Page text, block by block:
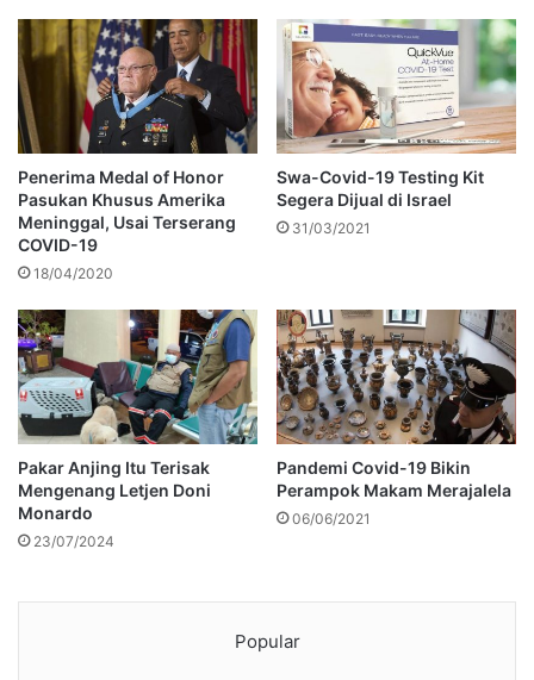
Penerima Medal of Honor
Pasukan Khusus Amerika
Meninggal, Usai Terserang
COVID-19
18/04/2020
Swa-Covid-19 Testing Kit
Segera Dijual di Israel
31/03/2021
Pakar Anjing Itu Terisak
Mengenang Letjen Doni
Monardo
23/07/2024
Pandemi Covid-19 Bikin
Perampok Makam Merajalela
06/06/2021
Popular